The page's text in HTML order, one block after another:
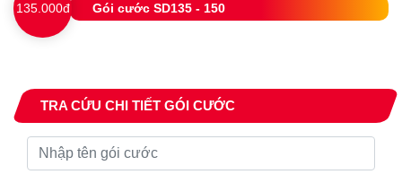
135.000đ Gói cước SD135 - 150
TRA CỨU CHI TIẾT GÓI CƯỚC